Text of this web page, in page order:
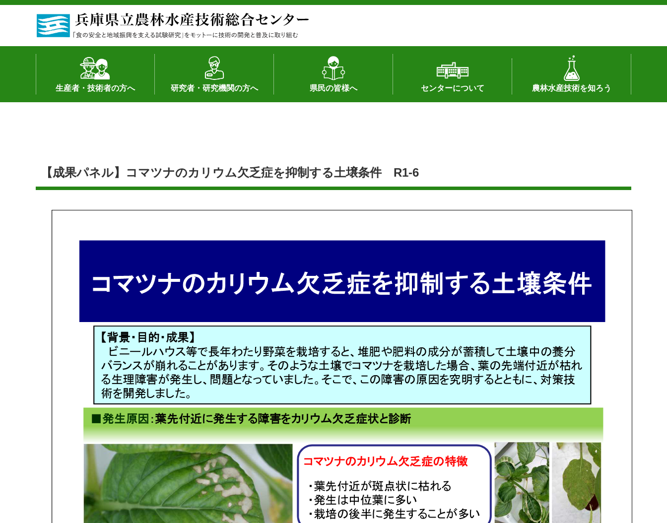
生産者・技術者の方へ
土地利用型作物
野菜
果樹・花き
加工・流通
経営･現地情報
環境病害虫
畜産
森林林業
水産
基幹種雄牛の紹介
研究者・研究機関の方へ
研究者の紹介
シーズ研究の成果
産学官連携
知的財産の保有状況（特許）
知的財産の保有状況（品種）
研究員の受入
研究活動不正行為への対応
公的研究資金への対応
県民の皆様へ
作物や園芸に関する新技術
畜産に関する新技術
森林林業に関する新技術
病害虫に関する新技術
食品加工に関する新技術
水産に関する新技術
作物や園芸に関する豆知識
病害虫に関する豆知識
畜産に関する豆知識
水産に関する豆知識
バイテク・農業環境・機械関係
食品加工に関する豆知識
森林林業に関する豆知識
センターについて
所長あいさつ
組織（各部署へのリンク）
アクセス
沿革
所内の施設配置図
農林水産技術を知ろう
センターの話題
私の試験研究
試験研究課題
第6期中期業務計画
オンライン研究報告
刊行物
知的財産に関する相談窓口
【成果パネル】コマツナのカリウム欠乏症を抑制する土壌条件 R1-6